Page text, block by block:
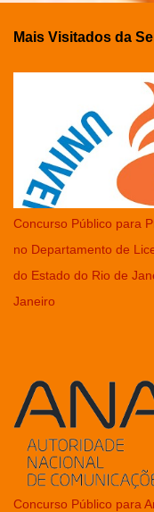
Mais Visitados da
Concurso Público para
no Departamento de
do Estado do Rio de
Janeiro
Concurso Público para